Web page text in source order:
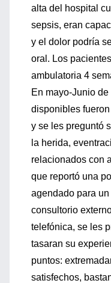
alta del hospital
sepsis, eran
y el dolor podría
oral. Los
ambulatoria 4
En mayo-Junio
disponibles
y se les preguntó
la herida,
relacionados con
que reportó una
agendado para
consultorio
telefónica, se les
tasaran su
puntos:
satisfechos,